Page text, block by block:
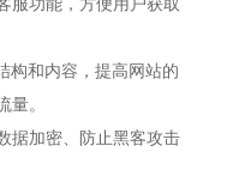
服功能，方便用户获取
构和内容，提高网站的
量。
据加密、防止黑客攻击